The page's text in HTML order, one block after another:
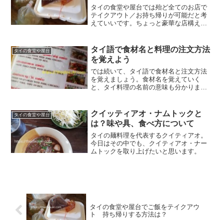
タイの食堂や屋台では殆ど全てのお店で
テイクアウト／お持ち帰りが可能だと考
えていいです。ちょっと豪華な店構えの
入れてくれるのでしょうか。注文の仕方
や注文にまつわるタイ語も...
タイの食堂や屋台
タイ語で食材名と料理の注文方法
を覚えよう
では続いて、タイ語で食材名と注文方法
を覚えましょう。食材名を覚えていく
と、タイ料理の名前の意味も分かります
タイの食堂や屋台
クイッティアオ・ナムトックと
は？味や具、食べ方について
タイの麺料理を代表するクイティアオ。
今日はその中でも、クイティアオ・ナー
ムトックを取り上げたいと思います。
タイの食堂や屋台でご飯をテイクアウ
ト 持ち帰りする方法は？